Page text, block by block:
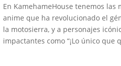
range:
$160.00
through
$280.00
En KamehameHouse tenemos
anime que ha revolucionado el
la motosierra, y a personajes
impactantes como “¡Lo único